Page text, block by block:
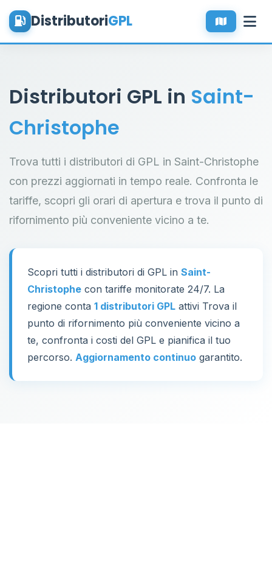
DistributoriGPL
Distributori GPL in Saint-
Christophe
Trova tutti i distributori di GPL in Saint-Christophe
con prezzi aggiornati in tempo reale. Confronta le
tariffe, scopri gli orari di apertura e trova il punto di
rifornimento più conveniente vicino a te.
Scopri tutti i distributori di GPL in Saint-
Christophe con tariffe monitorate 24/7. La
regione conta 1 distributori GPL attivi Trova il
punto di rifornimento più conveniente vicino a
te, confronta i costi del GPL e pianifica il tuo
percorso. Aggiornamento continuo garantito.